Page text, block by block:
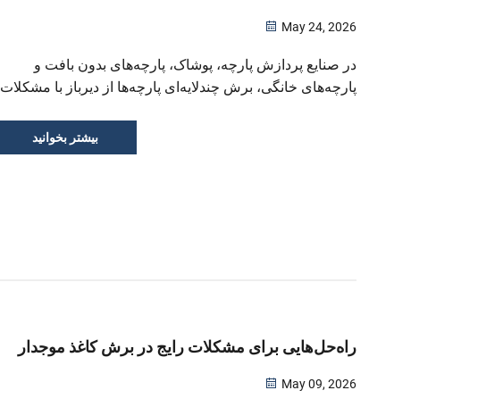
May 24, 2026
در صنایع پردازش پارچه، پوشاک، پارچه‌های بدون بافت و
پارچه‌های خانگی، برش چندلایه‌ای پارچه‌ها از دیرباز با مشکلات
پارچه، نیروی برش نامتعادل و شکستن آسان تیغه‌ها دست‌وپنجه
بیشتر بخوانید
راه‌حل‌هایی برای مشکلات رایج در برش کاغذ موجدار
May 09, 2026